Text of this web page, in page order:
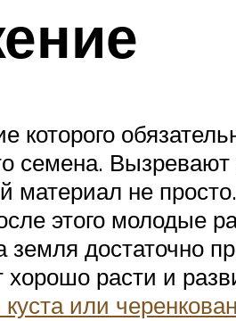
которого
семена.
материал не
этого молодые
земля достаточно
расти и
или